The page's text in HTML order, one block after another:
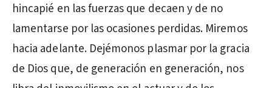
hincapié en las fuerzas que decaen y de no
lamentarse por las ocasiones perdidas. Miremos
hacia adelante. Dejémonos plasmar por la gracia
de Dios que, de generación en generación, nos